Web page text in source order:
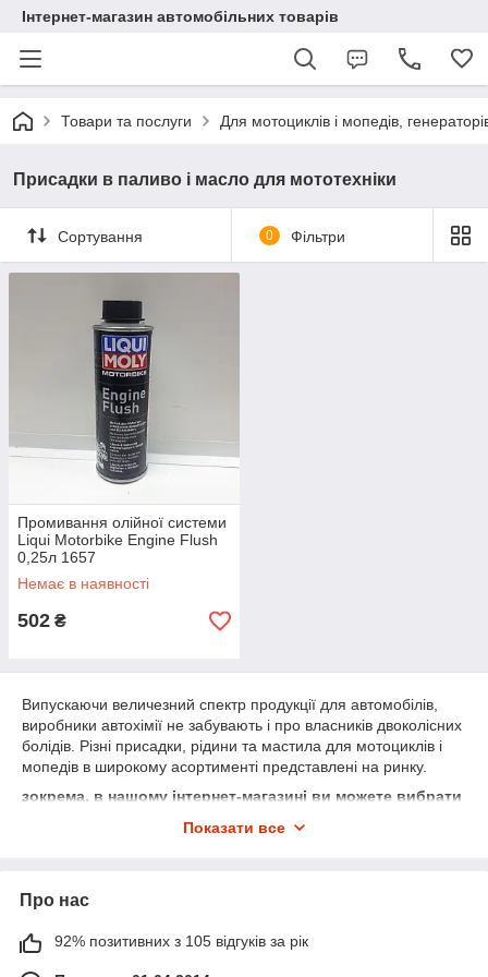
Інтернет-магазин автомобільних товарів
Товари та послуги Для мотоциклів і мопедів,
Присадки в паливо і масло для мототехніки
Сортування 0 Фільтри
Промивання олійної системи
Liqui Motorbike Engine Flush
0,25л 1657
Немає в наявності
502 ₴
Випускаючи величезний спектр продукції для автомобілів,
виробники автохімії не забувають і про власників двоколісних
болідів. Різні присадки, рідини та мастила для мотоциклів і
мопедів в широкому асортименті представлені на ринку.
зокрема, в нашому інтернет-магазині ви можете вибрати
гідравлічні масла для мотовилок і амортизаторів;
присадки для моторних масел, що підвищують
м'якість роботи і економічність двигуна;
Показати все
Про нас
92% позитивних з 105 відгуків за рік